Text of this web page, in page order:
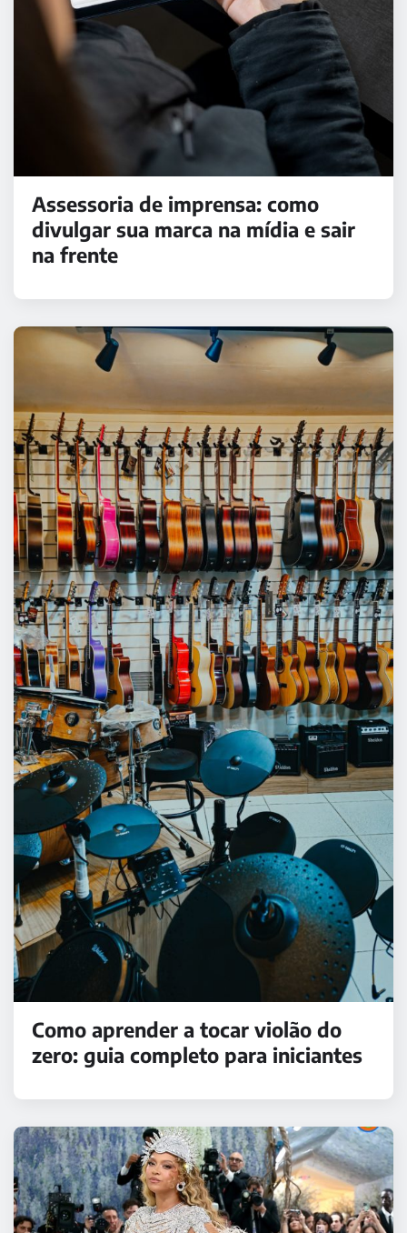
Assessoria de imprensa: como
divulgar sua marca na mídia e sair
na frente
Como aprender a tocar violão do
zero: guia completo para iniciantes